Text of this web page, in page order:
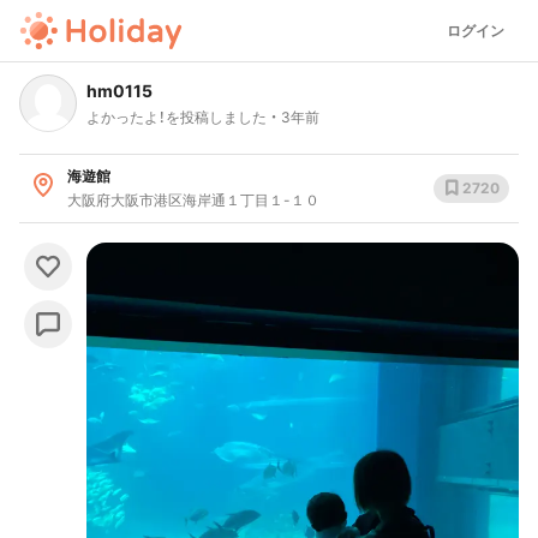
ログイン
hm0115
よかったよ！を投稿しました 3年前
海遊館
大阪府大阪市港区海岸通１丁目１-１０
2720